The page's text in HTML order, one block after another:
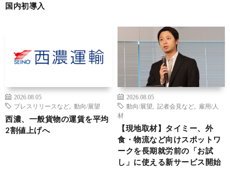
国内初導入
2026.08.05
プレスリリースなど
動向/展望
西濃、一般貨物の運賃を平均
2割値上げへ
2026.08.05
動向/展望
記者会見など
雇用/人
材
【現地取材】タイミー、外
食・物流など向けスポットワ
ークを長期就労前の「お試
し」に使える新サービス開始